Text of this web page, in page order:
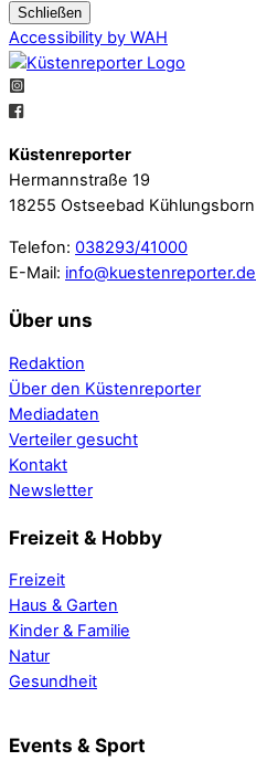
Schließen
Accessibility by WAH
Küstenreporter
Hermannstraße 19
18255 Ostseebad Kühlungsborn
Telefon: 038293/41000
E-Mail: info@kuestenreporter.de
Über uns
Redaktion
Über den Küstenreporter
Mediadaten
Verteiler gesucht
Kontakt
Newsletter
Freizeit & Hobby
Freizeit
Haus & Garten
Kinder & Familie
Natur
Gesundheit
Events & Sport